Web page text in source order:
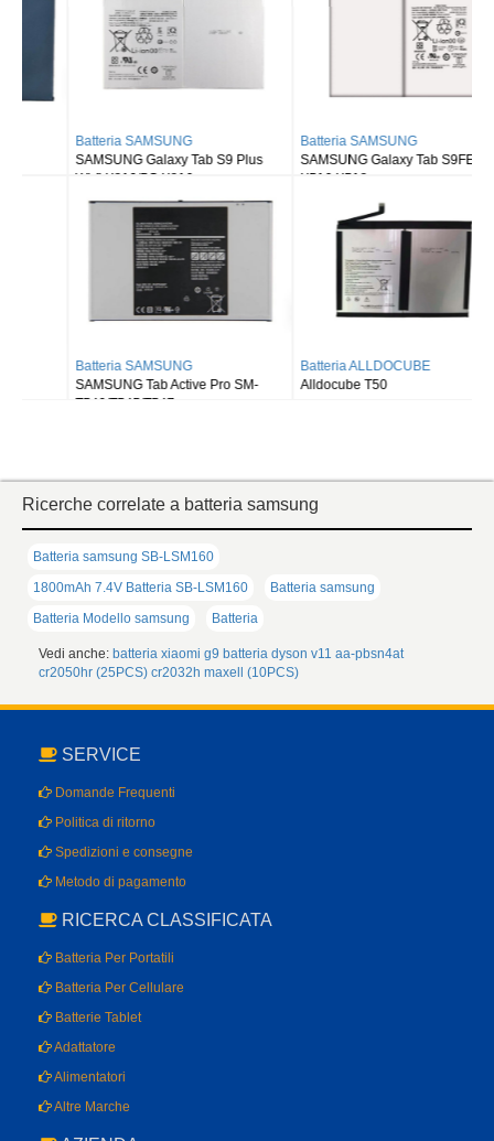
Batteria SAMSUNG
SAMSUNG Galaxy Tab S9 Plus
Wi-fi X810/5G X816
Batteria SAMSUNG
SAMSUNG Galaxy Tab S9FE X510
X516 X518
Batteria SAMSUNG
SAMSUNG Tab Active Pro SM-
T540/T545/T547
Batteria ALLDOCUBE
Alldocube T50
Ricerche correlate a batteria samsung
Batteria samsung SB-LSM160
1800mAh 7.4V Batteria SB-LSM160
Batteria samsung
Batteria Modello samsung
Batteria
Vedi anche: batteria xiaomi g9 batteria dyson v11 aa-pbsn4at
cr2050hr (25PCS) cr2032h maxell (10PCS)
SERVICE
Domande Frequenti
Politica di ritorno
Spedizioni e consegne
Metodo di pagamento
RICERCA CLASSIFICATA
Batteria Per Portatili
Batteria Per Cellulare
Batterie Tablet
Adattatore
Alimentatori
Altre Marche